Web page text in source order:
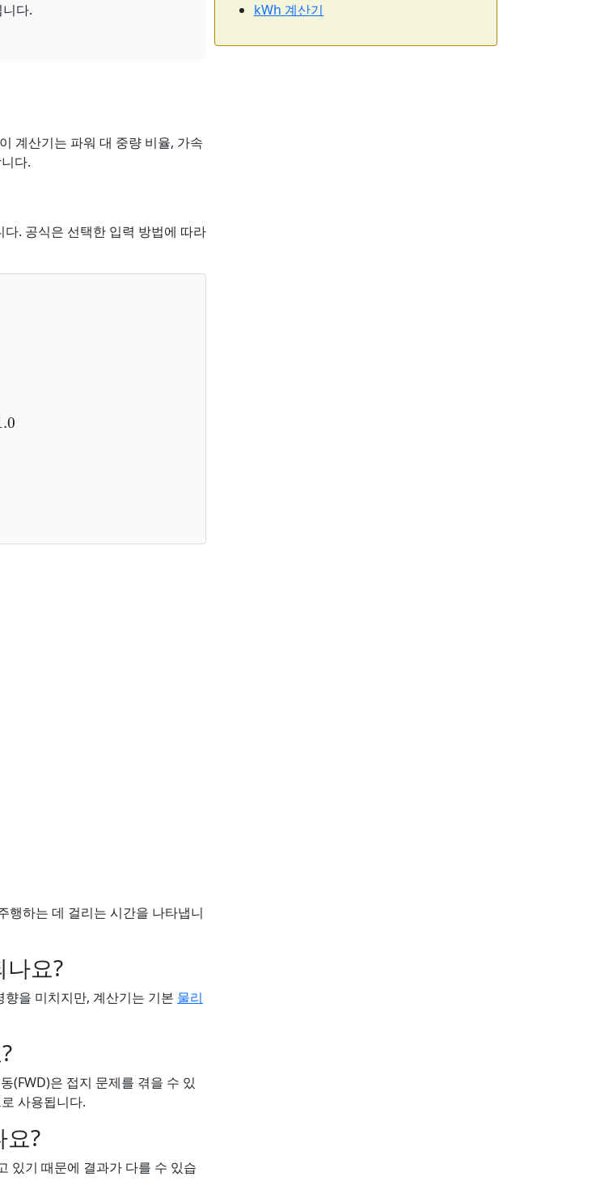
다.
계산기는 파워 대 중량 비율, 가속
다.
. 공식은 선택한 입력 방법에 따라
행하는 데 걸리는 시간을 나타냅니
요?
을 미치지만, 계산기는 기본 물리
(FWD)은 접지 문제를 겪을 수 있
사용됩니다.
?
있기 때문에 결과가 다를 수 있습
kWh 계산기